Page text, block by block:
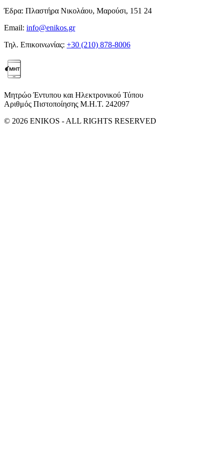
Έδρα: Πλαστήρα Νικολάου, Μαρούσι, 151 24
Email: info@enikos.gr
Τηλ. Επικοινωνίας: +30 (210) 878-8006
Μητρώο Έντυπου και Ηλεκτρονικού Τύπου
Αριθμός Πιστοποίησης Μ.Η.Τ. 242097
© 2026 ENIKOS - ALL RIGHTS RESERVED